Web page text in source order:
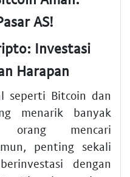
AS!
Investasi
Harapan
seperti Bitcoin dan
menarik banyak
orang mencari
penting sekali
dengan